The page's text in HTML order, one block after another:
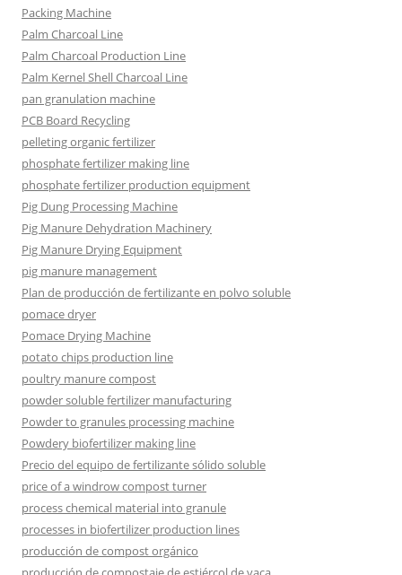
Packing Machine
Palm Charcoal Line
Palm Charcoal Production Line
Palm Kernel Shell Charcoal Line
pan granulation machine
PCB Board Recycling
pelleting organic fertilizer
phosphate fertilizer making line
phosphate fertilizer production equipment
Pig Dung Processing Machine
Pig Manure Dehydration Machinery
Pig Manure Drying Equipment
pig manure management
Plan de producción de fertilizante en polvo soluble
pomace dryer
Pomace Drying Machine
potato chips production line
poultry manure compost
powder soluble fertilizer manufacturing
Powder to granules processing machine
Powdery biofertilizer making line
Precio del equipo de fertilizante sólido soluble
price of a windrow compost turner
process chemical material into granule
processes in biofertilizer production lines
producción de compost orgánico